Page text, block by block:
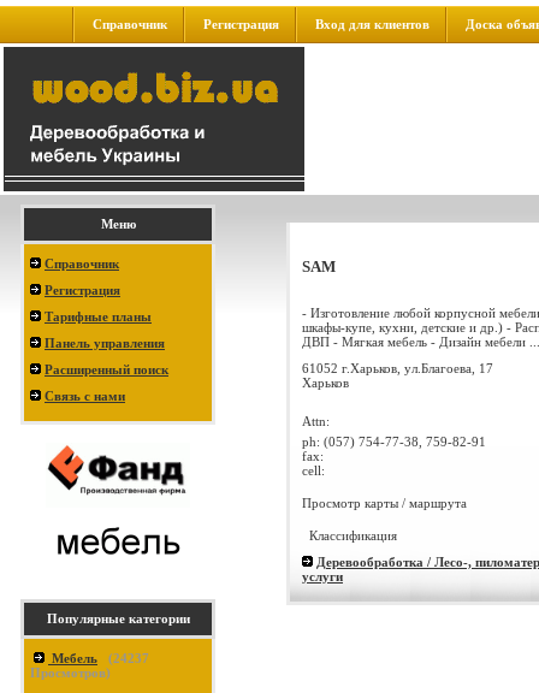
Справочник Регистрация Вход для клиентов Доска
Меню
Справочник
Регистрация
Тарифные планы
Панель управления
Расширенный поиск
Связь с нами
Популярные категории
Мебель (24237
Просмотров)
SAM
- Изготовление любой корпусной
шкафы-купе, кухни, детские и др.) -
ДВП - Мягкая мебель - Дизайн мебели ...
61052 г.Харьков, ул.Благоева, 17
Харьков
Attn:
ph: (057) 754-77-38, 759-82-91
fax:
cell:
Просмотр карты / маршрута
Классификация
Деревообработка / Лесо-,
услуги